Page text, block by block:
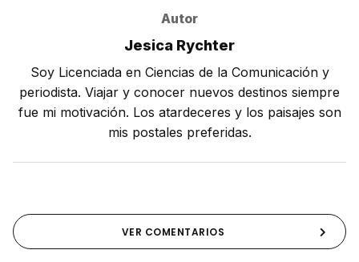
Autor
Jesica Rychter
Soy Licenciada en Ciencias de la Comunicación y
periodista. Viajar y conocer nuevos destinos siempre
fue mi motivación. Los atardeceres y los paisajes son
mis postales preferidas.
VER COMENTARIOS